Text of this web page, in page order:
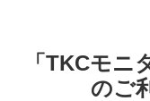
「TKCモニ
のご